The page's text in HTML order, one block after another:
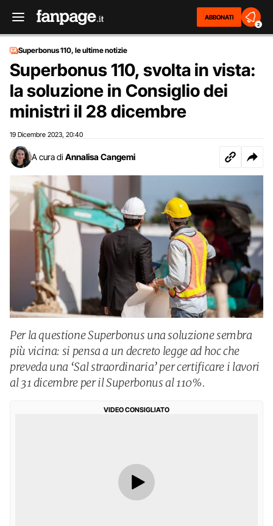
ABBONATI
2
Superbonus 110, le ultime notizie
Superbonus 110, svolta in vista:
la soluzione in Consiglio dei
ministri il 28 dicembre
19 Dicembre 2023 20:40
A cura di Annalisa Cangemi
Per la questione Superbonus una soluzione sembra
più vicina: si pensa a un decreto legge ad hoc che
preveda una ‘Sal straordinaria’ per certificare i lavori
al 31 dicembre per il Superbonus al 110%.
VIDEO CONSIGLIATO